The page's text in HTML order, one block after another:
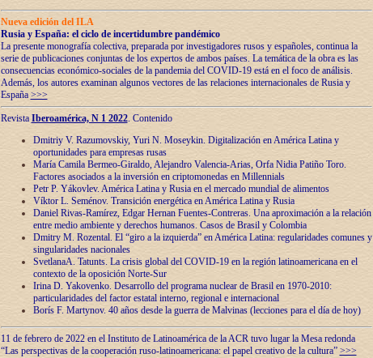
Nueva edición del ILA
Rusia y España: el ciclo de incertidumbre pandémico
La presente monografía colectiva, preparada por investigadores rusos y españoles, continua la
serie de publicaciones conjuntas de los expertos de ambos países. La temática de la obra es las
consecuencias económico-sociales de la pandemia del COVID-19 está en el foco de análisis.
Además, los autores examinan algunos vectores de las relaciones internacionales de Rusia y
España >>>
Revista Iberoamérica, N 1 2022. Contenido
Dmitriy V. Razumovskiy, Yuri N. Moseykin. Digitalización en América Latina y
oportunidades para empresas rusas
María Camila Bermeo-Giraldo, Alejandro Valencia-Arias, Orfa Nidia Patiño Toro.
Factores asociados a la inversión en criptomonedas en Millennials
Petr P. Yákovlev. América Latina y Rusia en el mercado mundial de alimentos
Víktor L. Seménov. Transición energética en América Latina y Rusia
Daniel Rivas-Ramírez, Edgar Hernan Fuentes-Contreras. Una aproximación a la relación
entre medio ambiente y derechos humanos. Casos de Brasil y Colombia
Dmitry M. Rozental. El “giro a la izquierda” en América Latina: regularidades comunes y
singularidades nacionales
SvetlanaA. Tatunts. La crisis global del COVID-19 en la región latinoamericana en el
contexto de la oposición Norte-Sur
Irina D. Yakovenko. Desarrollo del programa nuclear de Brasil en 1970-2010:
particularidades del factor estatal interno, regional e internacional
Borís F. Martynov. 40 años desde la guerra de Malvinas (lecciones para el día de hoy)
11 de febrero de 2022 en el Instituto de Latinoamérica de la ACR tuvo lugar la Mesa redonda
“Las perspectivas de la cooperación ruso-latinoamericana: el papel creativo de la cultura” >>>